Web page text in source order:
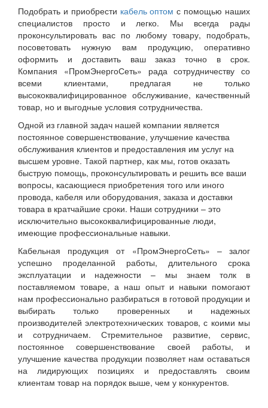
Подобрать и приобрести кабель оптом с помощью наших
специалистов просто и легко. Мы всегда рады
проконсультировать вас по любому товару, подобрать,
посоветовать нужную вам продукцию, оперативно
оформить и доставить ваш заказ точно в срок.
Компания «ПромЭнергоСеть» рада сотрудничеству со
всеми клиентами, предлагая не только
высококвалифицированное обслуживание, качественный
товар, но и выгодные условия сотрудничества.
Одной из главной задач нашей компании является
постоянное совершенствование, улучшение качества
обслуживания клиентов и предоставления им услуг на
высшем уровне. Такой партнер, как мы, готов оказать
быструю помощь, проконсультировать и решить все ваши
вопросы, касающиеся приобретения того или иного
провода, кабеля или оборудования, заказа и доставки
товара в кратчайшие сроки. Наши сотрудники – это
исключительно высококвалифицированные люди,
имеющие профессиональные навыки.
Кабельная продукция от «ПромЭнергоСеть» – залог
успешно проделанной работы, длительного срока
эксплуатации и надежности – мы знаем толк в
поставляемом товаре, а наш опыт и навыки помогают
нам профессионально разбираться в готовой продукции и
выбирать только проверенных и надежных
производителей электротехнических товаров, с коими мы
и сотрудничаем. Стремительное развитие, сервис,
постоянное совершенствование своей работы, и
улучшение качества продукции позволяет нам оставаться
на лидирующих позициях и предоставлять своим
клиентам товар на порядок выше, чем у конкурентов.